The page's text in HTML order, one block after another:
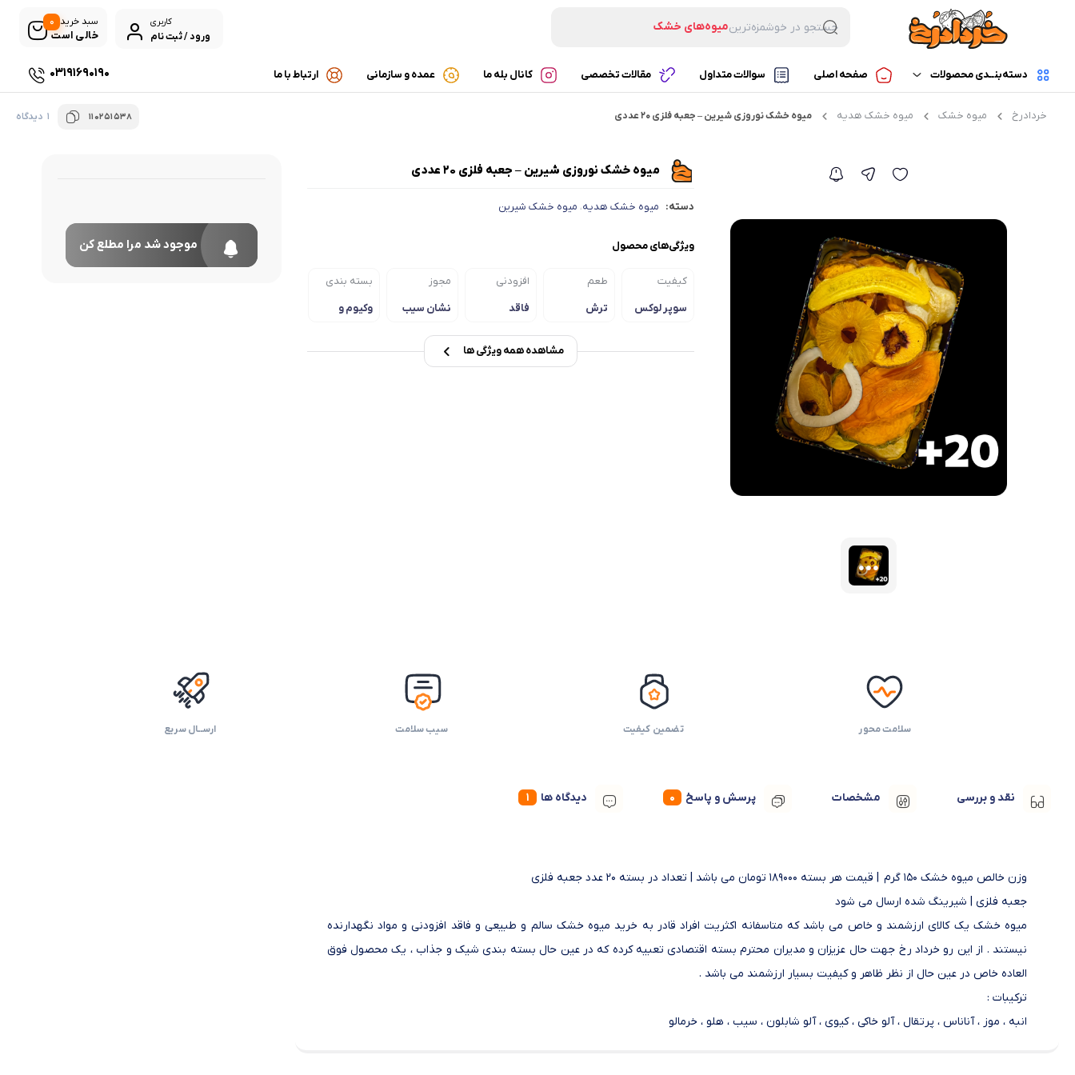
جستجو در خوشمزه‌ترینمیوه‌های خشک
لواشک‌های ارگانیک
کاربری
ورود / ثبت نام
سبد خرید
خالی است
0
دسته‌بنــدی محصولات
میوه خشک میوه خشک مخلوط
میوه خشک هدیه
مخلوط دلخواه
صفحه اصلی سوالات متداول مقالات تخصصی کانال بله ما عمده و سازمانی ارتباط با ما 03191690190
خردادرخ میوه خشک میوه خشک هدیه میوه خشک نوروزی شیرین – جعبه فلزی 20 عددی 110251538 1 دیدگاه
میوه خشک نوروزی شیرین – جعبه فلزی 20 عددی
دسته: میوه خشک هدیه، میوه خشک شیرین
ویژگی‌های محصول
کیفیت
سوپر لوکس
طعم
ترش
افزودنی
فاقد
مجوز
نشان سیب
بسته بندی
وکیوم و
مشاهده همه ویژگی ها
موجود شد مرا مطلع کن
سلامت محور تضمین کیفیت سیب سلامت ارســال سریع
نقد و بررسی مشخصات پرسش و پاسخ دیدگاه ها
وزن خالص میوه خشک 150 گرم | قیمت هر بسته 189000 تومان می باشد | تعداد در بسته 20 عدد جعبه فلزی
جعبه فلزی | شیرینگ شده ارسال می شود
میوه خشک یک کالای ارزشمند و خاص می باشد که متاسفانه اکثریت افراد قادر به خرید میوه خشک سالم و طبیعی و فاقد افزودنی و مواد نگهدارنده
نیستند . از این رو خرداد رخ جهت حال عزیزان و مدیران محترم بسته اقتصادی تعبیه کرده که در عین حال بسته بندی شیک و جذاب ، یک محصول فوق
العاده خاص در عین حال از نظر ظاهر و کیفیت بسیار ارزشمند می باشد .
ترکیبات :
انبه ، موز ، آناناس ، پرتقال ، آلو خاکی ، کیوی ، آلو شابلون ، سیب ، هلو ، خرمالو